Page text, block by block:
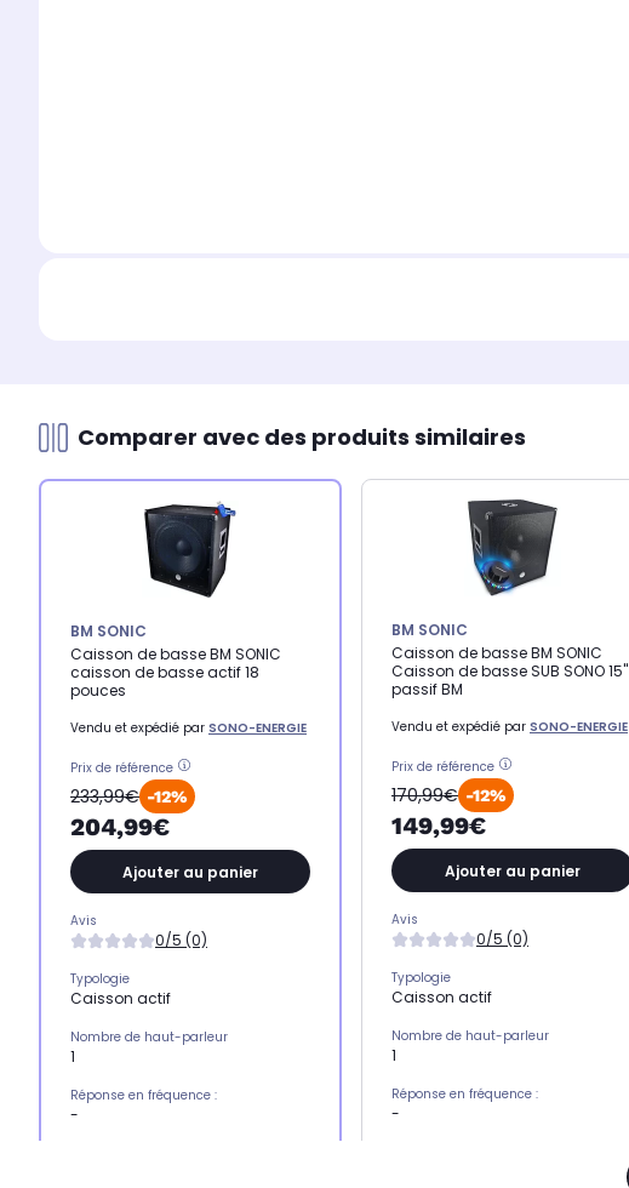
Comparer avec des produits similaires
BM SONIC
Caisson de basse BM SONIC
caisson de basse actif 18
pouces
Vendu et expédié par SONO-ENERGIE
Prix de référence
233,99€ -12%
204,99€
Ajouter au panier
Avis
0/5 (0)
Typologie
Caisson actif
Nombre de haut-parleur
1
Réponse en fréquence :
-
BM SONIC
Caisson de basse BM SONIC
Caisson de basse SUB SONO 15"
passif BM
Vendu et expédié par SONO-ENERGIE
Prix de référence
170,99€ -12%
149,99€
Ajouter au panier
Avis
0/5 (0)
Typologie
Caisson actif
Nombre de haut-parleur
1
Réponse en fréquence :
-